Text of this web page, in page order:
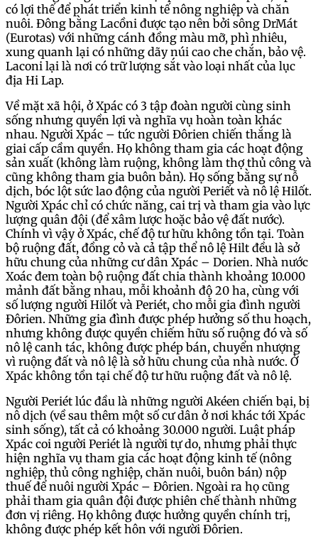
có lợi thế để phát triển kinh tế nông nghiệp và chăn
nuôi. Đông bằng Lacồni được tạo nên bởi sông DrMát
(Eurotas) với những cánh đồng màu mỡ, phì nhiêu,
xung quanh lại có những dãy núi cao che chắn, bảo vệ.
Laconi lại là nơi có trữ lượng sắt vào loại nhất của lục
địa Hi Lap.
Về mặt xã hội, ở Xpác có 3 tập đoàn người cùng sinh
sống nhưng quyền lợi và nghĩa vụ hoàn toàn khác
nhau. Người Xpác – tức người Đôrien chiến thắng là
giai cấp cầm quyền. Họ không tham gia các hoạt động
sản xuất (không làm ruộng, không làm thợ thủ công và
cũng không tham gia buôn bản). Họ sống bằng sự nỗ
dịch, bóc lột sức lao động của người Periết và nô lệ Hilốt.
Người Xpác chỉ có chức năng, cai trị và tham gia vào lực
lượng quân đội (để xâm lược hoặc bảo vệ đất nước).
Chính vì vậy ở Xpác, chế độ tư hữu không tồn tại. Toàn
bộ ruộng đất, đồng cỏ và cả tập thể nô lệ Hilt đều là sở
hữu chung của những cư dân Xpác – Dorien. Nhà nước
Xoác đem toàn bộ ruộng đất chia thành khoảng 10.000
mảnh đất bằng nhau, mỗi khoảnh độ 20 ha, cùng với
số lượng người Hilốt và Periét, cho mỗi gia đình người
Đôrien. Những gia đình được phép hưởng số thu hoạch,
nhưng không được quyền chiếm hữu số ruộng đó và số
nô lệ canh tác, không được phép bán, chuyển nhượng
vì ruộng đất và nô lệ là sở hữu chung của nhà nước. Ở
Xpác không tồn tại chế độ tư hữu ruộng đất và nô lệ.
Người Periét lúc đầu là những người Akéen chiến bại, bị
nô dịch (về sau thêm một số cư dân ở nơi khác tới Xpác
sinh sống), tất cả có khoảng 30.000 người. Luật pháp
Xpác coi người Periét là người tự do, nhưng phải thực
hiện nghĩa vụ tham gia các hoạt động kinh tế (nông
nghiệp, thủ công nghiệp, chăn nuôi, buôn bán) nộp
thuế để nuôi người Xpác – Đôrien. Ngoài ra họ cũng
phải tham gia quân đội được phiên chế thành những
đơn vị riêng. Họ không được hưởng quyền chính trị,
không được phép kết hôn với người Đôrien.